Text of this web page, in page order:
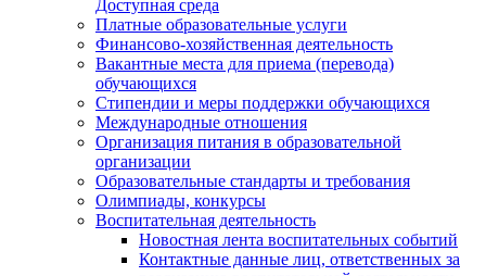
Доступная среда
Платные образовательные услуги
Финансово-хозяйственная деятельность
Вакантные места для приема (перевода)
обучающихся
Стипендии и меры поддержки обучающихся
Международные отношения
Организация питания в образовательной
организации
Образовательные стандарты и требования
Олимпиады, конкурсы
Воспитательная деятельность
Новостная лента воспитательных событий
Контактные данные лиц, ответственных за